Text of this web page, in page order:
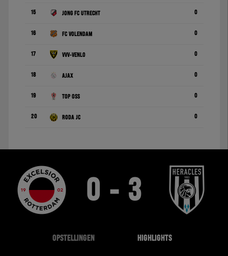
15 Jong FC Utrecht 0
16 FC Volendam 0
17 VVV-Venlo 0
18 Ajax 0
19 TOP Oss 0
20 Roda JC 0
0 - 3
OPSTELLINGEN HIGHLIGHTS